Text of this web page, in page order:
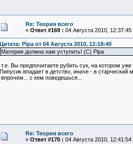
Re: Теория всего
« Ответ #169 : 04 Августа 2010, 12:37:45
Цитата: Pipa от 04 Августа 2010, 12:18:40
Материя должна нам уступить! (С) Pipa
т.е. Вы предпочитаете рубить сук, на котором
Пипусик впадает в детство, иначе - в старческий
впрочем... с кем поведешься...
Re: Теория всего
« Ответ #170 : 04 Августа 2010, 12:41:54